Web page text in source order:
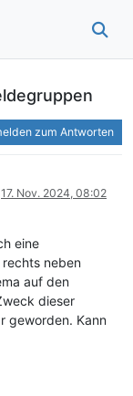
zum Antworten
17. Nov. 2024, 08:02
eine
neben
auf den
dieser
geworden. Kann